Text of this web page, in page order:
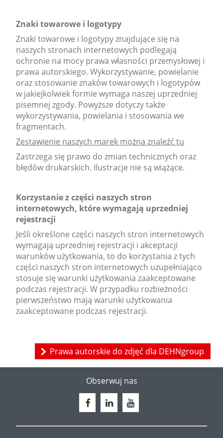
Znaki towarowe i logotypy
Znaki towarowe i logotypy znajdujące się na
naszych stronach internetowych podlegają
ochronie na mocy prawa własności przemysłowej i
prawa autorskiego. Wykorzystywanie, powielanie
oraz stosowanie znaków towarowych i logotypów
w jakiejkolwiek formie wymaga naszej uprzedniej
pisemnej zgody. Powyższe dotyczy także
wykorzystywania, powielania i stosowania we
fragmentach.
Zestawienie naszych marek można znaleźć tu
Zastrzega się prawo do zmian technicznych oraz
błędów drukarskich. Ilustracje nie są wiążące.
Korzystanie z części naszych stron
internetowych, które wymagają uprzedniej
rejestracji
Jeśli określone części naszych stron internetowych
wymagają uprzedniej rejestracji i akceptacji
warunków użytkowania, to do korzystania z tych
części naszych stron internetowych uzupełniająco
stosuje się warunki użytkowania zaakceptowane
podczas rejestracji. W przypadku rozbieżności
pierwszeństwo mają warunki użytkowania
zaakceptowane podczas rejestracji.
Prawa autorskie do zdjęć dla DEHNgroup
Obserwuj nas